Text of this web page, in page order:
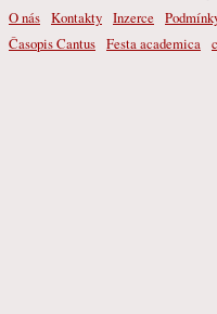
O nás Kontakty Inzerce
Časopis Cantus Festa academica